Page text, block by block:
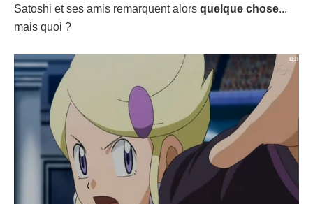
Satoshi et ses amis remarquent alors quelque chose...
mais quoi ?